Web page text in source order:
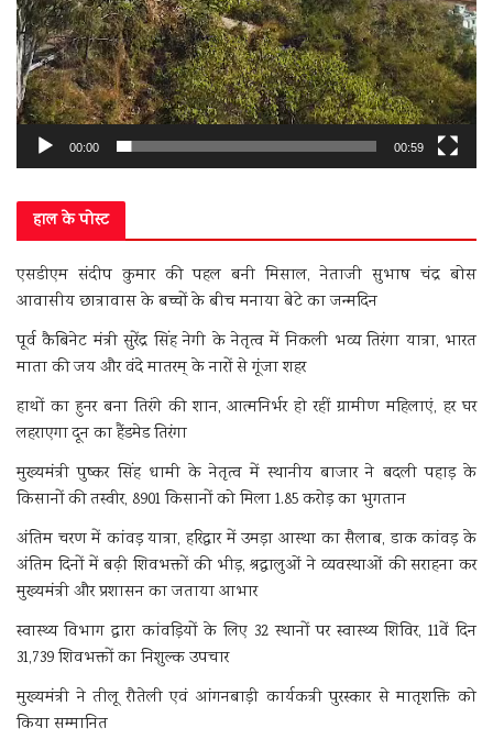
00:00 00:59
हाल के पोस्ट
एसडीएम संदीप कुमार की पहल बनी मिसाल, नेताजी सुभाष चंद्र बोस
आवासीय छात्रावास के बच्चों के बीच मनाया बेटे का जन्मदिन
पूर्व कैबिनेट मंत्री सुरेंद्र सिंह नेगी के नेतृत्व में निकली भव्य तिरंगा यात्रा, भारत
माता की जय और वंदे मातरम् के नारों से गूंजा शहर
हाथों का हुनर बना तिरंगे की शान, आत्मनिर्भर हो रहीं ग्रामीण महिलाएं, हर घर
लहराएगा दून का हैंडमेड तिरंगा
मुख्यमंत्री पुष्कर सिंह धामी के नेतृत्व में स्थानीय बाजार ने बदली पहाड़ के
किसानों की तस्वीर, 8901 किसानों को मिला 1.85 करोड़ का भुगतान
अंतिम चरण में कांवड़ यात्रा, हरिद्वार में उमड़ा आस्था का सैलाब, डाक कांवड़ के
अंतिम दिनों में बढ़ी शिवभक्तों की भीड़, श्रद्धालुओं ने व्यवस्थाओं की सराहना कर
मुख्यमंत्री और प्रशासन का जताया आभार
स्वास्थ्य विभाग द्वारा कांवड़ियों के लिए 32 स्थानों पर स्वास्थ्य शिविर, 11वें दिन
31,739 शिवभक्तों का निशुल्क उपचार
मुख्यमंत्री ने तीलू रौतेली एवं आंगनबाड़ी कार्यकत्री पुरस्कार से मातृशक्ति को
किया सम्मानित